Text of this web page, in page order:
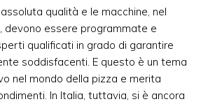
qualità e le macchine, nel
devono essere programmate e
qualificati in grado di garantire
soddisfacenti. E questo è un tema
nel mondo della pizza e merita
In Italia, tuttavia, si è ancora